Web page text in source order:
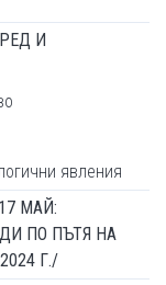
И
явления
МАЙ:
ПО ПЪТЯ НА
Г./